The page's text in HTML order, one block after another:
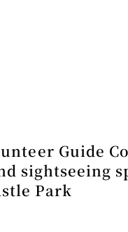
Guide
sightseeing
Park